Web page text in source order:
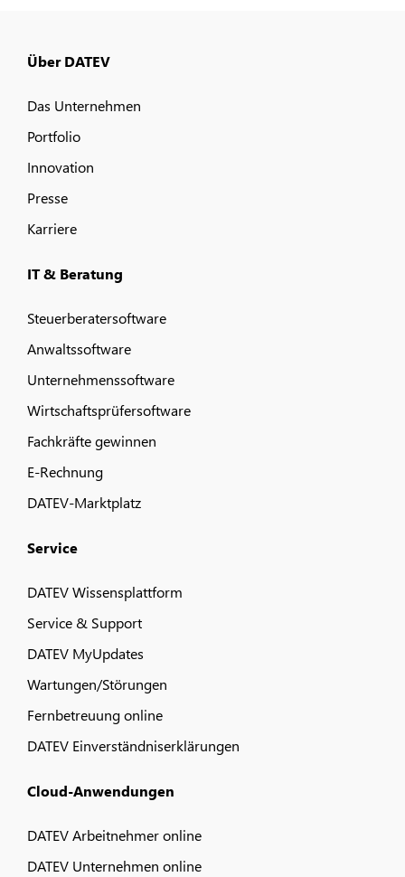
Über DATEV
Das Unternehmen
Portfolio
Innovation
Presse
Karriere
IT & Beratung
Steuerberatersoftware
Anwaltssoftware
Unternehmenssoftware
Wirtschaftsprüfersoftware
Fachkräfte gewinnen
E-Rechnung
DATEV-Marktplatz
Service
DATEV Wissensplattform
Service & Support
DATEV MyUpdates
Wartungen/Störungen
Fernbetreuung online
DATEV Einverständniserklärungen
Cloud-Anwendungen
DATEV Arbeitnehmer online
DATEV Unternehmen online